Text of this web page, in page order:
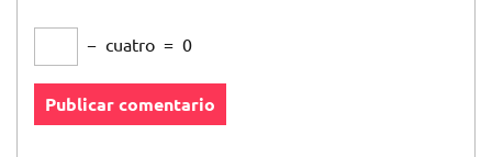
− cuatro = 0